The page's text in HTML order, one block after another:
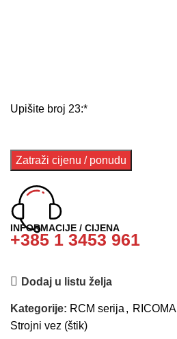
Upišite broj 23:*
INFORMACIJE / CIJENA
+385 1 3453 961
Dodaj u listu želja
Kategorije: RCM serija , RICOMA
Strojni vez (štik)